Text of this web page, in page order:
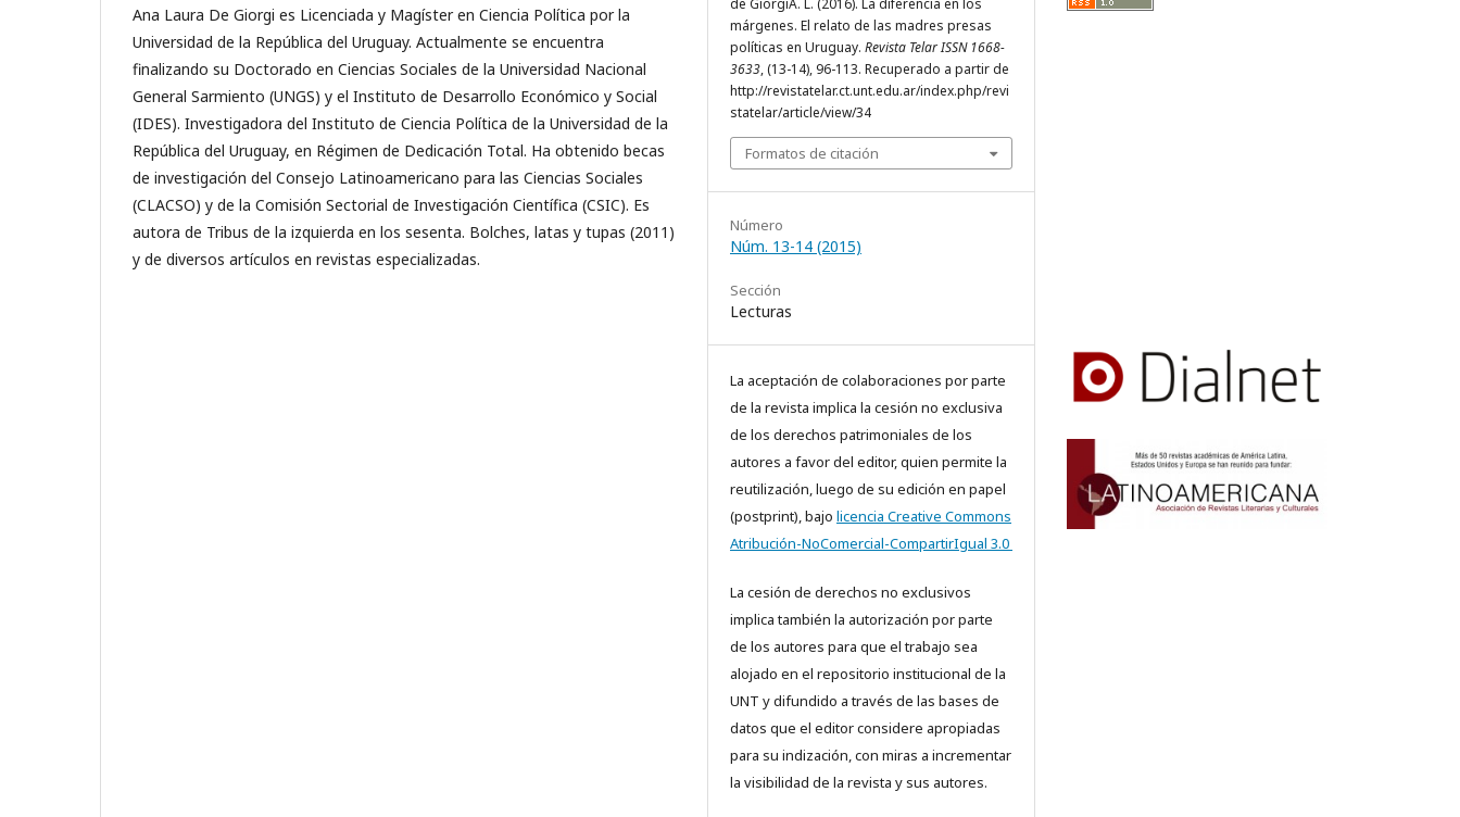
Ana Laura De Giorgi es Licenciada y Magíster en Ciencia Política por la
Universidad de la República del Uruguay. Actualmente se encuentra
finalizando su Doctorado en Ciencias Sociales de la Universidad Nacional
General Sarmiento (UNGS) y el Instituto de Desarrollo Económico y Social
(IDES). Investigadora del Instituto de Ciencia Política de la Universidad de la
República del Uruguay, en Régimen de Dedicación Total. Ha obtenido becas
de investigación del Consejo Latinoamericano para las Ciencias Sociales
(CLACSO) y de la Comisión Sectorial de Investigación Científica (CSIC). Es
autora de Tribus de la izquierda en los sesenta. Bolches, latas y tupas (2011)
y de diversos artículos en revistas especializadas.
de GiorgiA. L. (2016). La diferencia en los
márgenes. El relato de las madres presas
políticas en Uruguay. Revista Telar ISSN 1668-
3633, (13-14), 96-113. Recuperado a partir de
http://revistatelar.ct.unt.edu.ar/index.php/revi
statelar/article/view/34
Formatos de citación
Número
Núm. 13-14 (2015)
Sección
Lecturas
La aceptación de colaboraciones por parte
de la revista implica la cesión no exclusiva
de los derechos patrimoniales de los
autores a favor del editor, quien permite la
reutilización, luego de su edición en papel
(postprint), bajo licencia Creative Commons
Atribución-NoComercial-CompartirIgual 3.0
La cesión de derechos no exclusivos
implica también la autorización por parte
de los autores para que el trabajo sea
alojado en el repositorio institucional de la
UNT y difundido a través de las bases de
datos que el editor considere apropiadas
para su indización, con miras a incrementar
la visibilidad de la revista y sus autores.